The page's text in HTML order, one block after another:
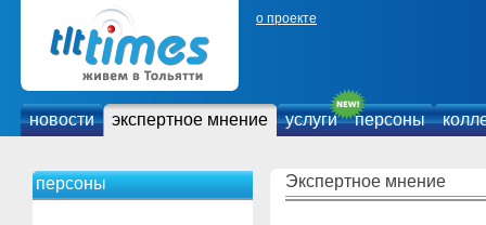
о проекте
новости экспертное мнение услуги персоны
персоны Экспертное мнение